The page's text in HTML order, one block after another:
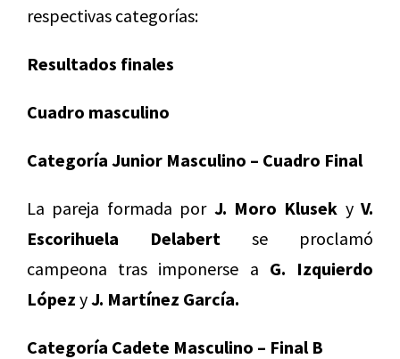
respectivas categorías:
Resultados finales
Cuadro masculino
Categoría Junior Masculino – Cuadro Final
La pareja formada por J. Moro Klusek y V.
Escorihuela Delabert se proclamó
campeona tras imponerse a G. Izquierdo
López yJ. Martínez García.
Categoría Cadete Masculino – Final B